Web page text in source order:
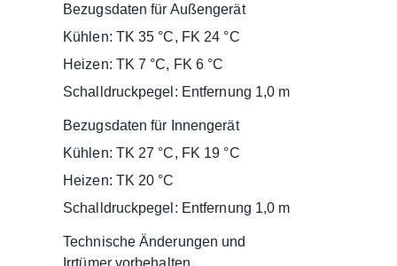
Bezugsdaten für Außengerät
Kühlen: TK 35 °C, FK 24 °C
Heizen: TK 7 °C, FK 6 °C
Schalldruckpegel: Entfernung 1,0 m
Bezugsdaten für Innengerät
Kühlen: TK 27 °C, FK 19 °C
Heizen: TK 20 °C
Schalldruckpegel: Entfernung 1,0 m
Technische Änderungen und
Irrtümer vorbehalten.